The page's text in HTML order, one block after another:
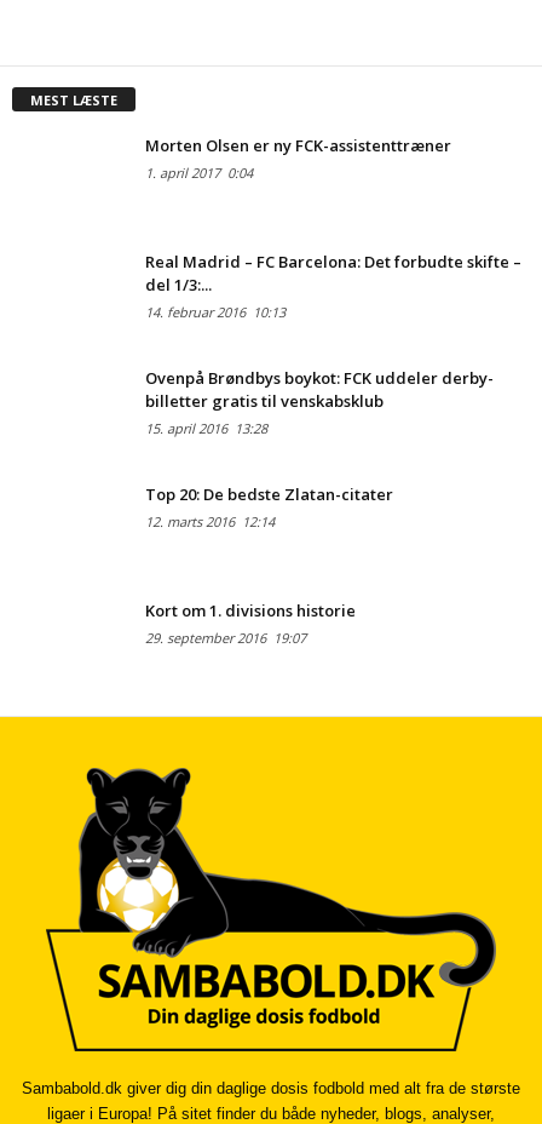
MEST LÆSTE
Morten Olsen er ny FCK-assistenttræner
1. april 20170:04
Real Madrid – FC Barcelona: Det forbudte skifte –
del 1/3:...
14. februar 201610:13
Ovenpå Brøndbys boykot: FCK uddeler derby-
billetter gratis til venskabsklub
15. april 201613:28
Top 20: De bedste Zlatan-citater
12. marts 201612:14
Kort om 1. divisions historie
29. september 201619:07
Sambabold.dk giver dig din daglige dosis fodbold med alt fra de største
ligaer i Europa! På sitet finder du både nyheder, blogs, analyser,